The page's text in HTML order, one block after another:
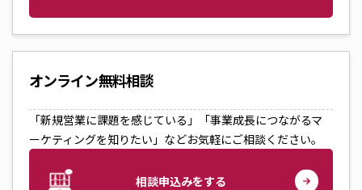
オンライン無料相談
「新規営業に課題を感じている」「事業成長につながるマ
ーケティングを知りたい」などお気軽にご相談ください。
相談申込みをする